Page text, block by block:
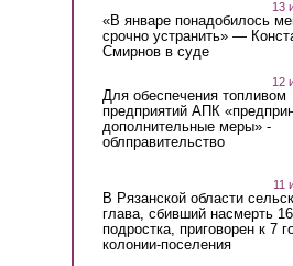
13
«В январе понадобилось
срочно устранить» —
Смирнов в суде
12
Для обеспечения топливом
предприятий АПК
дополнительные меры» -
облправительство
11
В Рязанской области
глава, сбивший насмерть
подростка, приговорен к 7
колонии-поселения